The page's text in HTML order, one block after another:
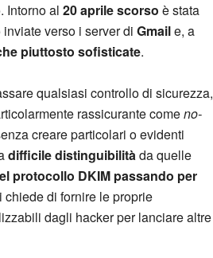
Intorno al 20 aprile scorso è stata
verso i server di Gmaile, a
piuttosto sofisticate.
qualsiasi controllo di sicurezza,
rassicurante comeno-
creare particolari o evidenti
difficile distinguibilitàda quelle
protocollo DKIM passando per
di fornire le proprie
dagli hacker per lanciare altre